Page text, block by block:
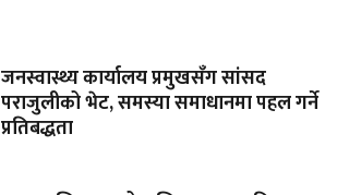
जनस्वास्थ्य कार्यालय प्रमुखसँग सांसद
पराजुलीको भेट, समस्या समाधानमा पहल गर्ने
प्रतिबद्धता